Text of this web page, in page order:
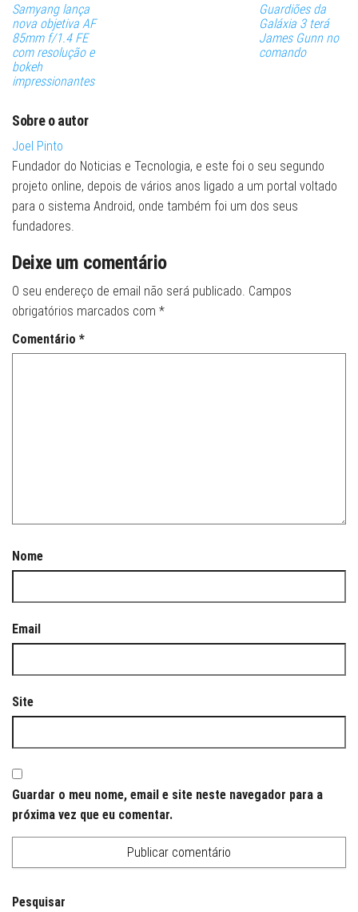
Samyang lança
nova objetiva AF
85mm f/1.4 FE
com resolução e
bokeh
impressionantes
Guardiões da
Galáxia 3 terá
James Gunn no
comando
Sobre o autor
Joel Pinto
Fundador do Noticias e Tecnologia, e este foi o seu segundo
projeto online, depois de vários anos ligado a um portal voltado
para o sistema Android, onde também foi um dos seus
fundadores.
Deixe um comentário
O seu endereço de email não será publicado. Campos
obrigatórios marcados com *
Comentário *
Nome
Email
Site
Guardar o meu nome, email e site neste navegador para a
próxima vez que eu comentar.
Pesquisar